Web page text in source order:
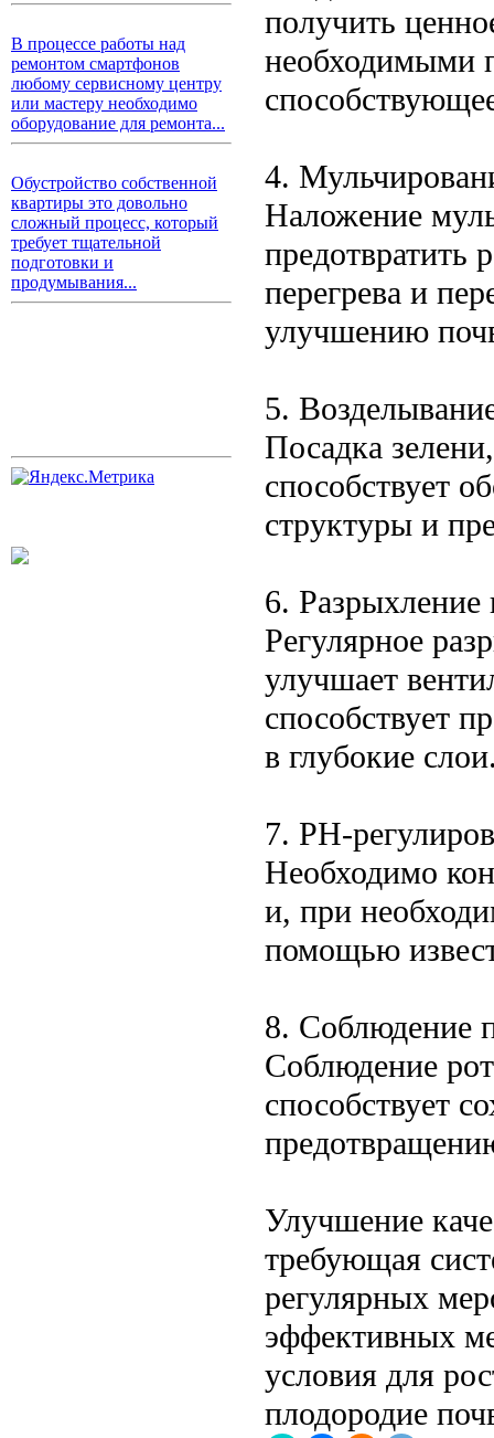
В процессе работы над
ремонтом смартфонов
любому сервисному центру
или мастеру необходимо
оборудование для ремонта...
Обустройство собственной
квартиры это довольно
сложный процесс, который
требует тщательной
подготовки и
продумывания...
получить
необходимыми
4.
Наложение
предотвратить
перегрева и
улучшению
5.
Посадка
способствует
структуры и
6. Разрыхление
Регулярное
улучшает
способствует
в глубокие
7. PH-
Необходимо
и, при
помощью
8. Соблюдение
Соблюдение
способствует
Улучшение
требующая
регулярных
эффективных
условия для
плодородие